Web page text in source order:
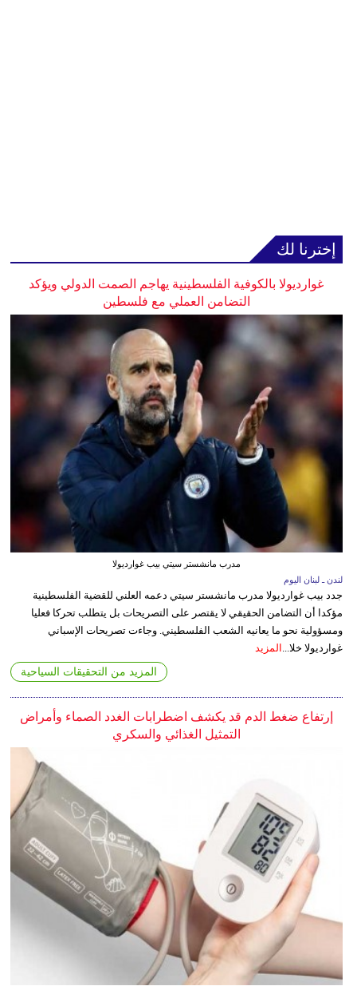
إخترنا لك
غوارديولا بالكوفية الفلسطينية يهاجم الصمت الدولي ويؤكد
التضامن العملي مع فلسطين
مدرب مانشستر سيتي بيب غوارديولا
لندن ـ لبنان اليوم
جدد بيب غوارديولا مدرب مانشستر سيتي دعمه العلني للقضية الفلسطينية
مؤكدا أن التضامن الحقيقي لا يقتصر على التصريحات بل يتطلب تحركا فعليا
ومسؤولية نحو ما يعانيه الشعب الفلسطيني. وجاءت تصريحات الإسباني
غوارديولا خلا...
المزيد
المزيد من التحقيقات السياحية
إرتفاع ضغط الدم قد يكشف اضطرابات الغدد الصماء وأمراض
التمثيل الغذائي والسكري